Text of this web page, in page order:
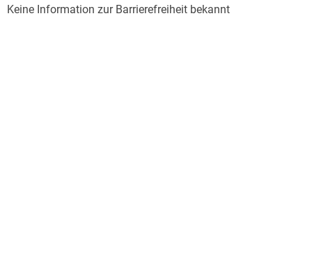
Laufzeit
Keine Information zur Barrierefreiheit bekannt